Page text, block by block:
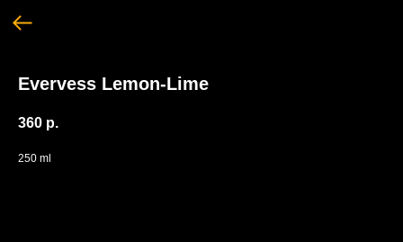
Evervess Lemon-Lime
360 р.
250 ml